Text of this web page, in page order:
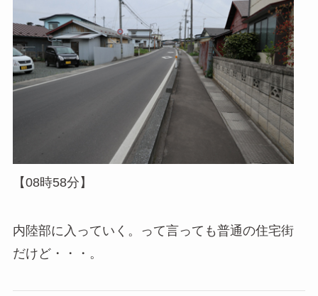
【08時58分】
内陸部に入っていく。って言っても普通の住宅街
だけど・・・。